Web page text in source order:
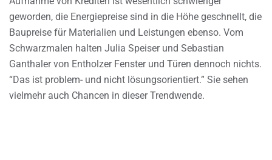
geworden, die Energiepreise sind in die Höhe geschnellt, die
Baupreise für Materialien und Leistungen ebenso. Vom
Schwarzmalen halten Julia Speiser und Sebastian
Ganthaler von Entholzer Fenster und Türen dennoch nichts.
“Das ist problem- und nicht lösungsorientiert.” Sie sehen
vielmehr auch Chancen in dieser Trendwende.